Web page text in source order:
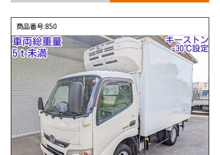
商品番号:850